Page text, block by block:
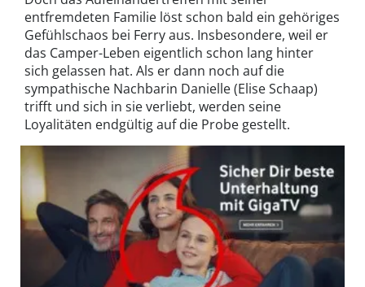
entfremdeten Familie löst schon bald ein gehöriges
Gefühlschaos bei Ferry aus. Insbesondere, weil er
das Camper-Leben eigentlich schon lang hinter
sich gelassen hat. Als er dann noch auf die
sympathische Nachbarin Danielle (Elise Schaap)
trifft und sich in sie verliebt, werden seine
Loyalitäten endgültig auf die Probe gestellt.